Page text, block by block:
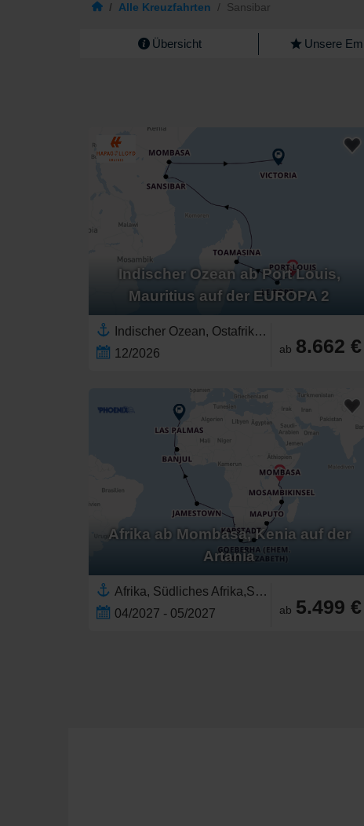
/ Alle Kreuzfahrten / Sansibar
Übersicht Unsere
Indischer Ozean ab Port Louis,
Mauritius auf der EUROPA 2
Indischer Ozean, Ostafrika,Afrika,Seychellen,Madagaskar,Mauritius,Réunion,Sansibar,Tansania,Kenia
12/2026
ab 8.662 €
Afrika ab Mombasa, Kenia auf der
Artania
Afrika, Südliches Afrika,Südafrika,Mosambik,Namibia,Ostafrika,Westafrika,Senegal,Spanien,Kenia,Kanarische Inseln,Tansania,Gambia,Sansibar
04/2027 - 05/2027
ab 5.499 €